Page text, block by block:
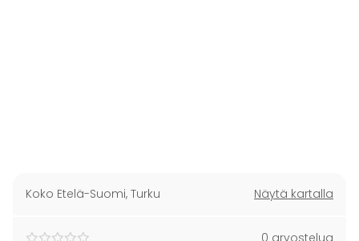
Koko Etelä-Suomi, Turku Näytä kartalla
0 arvostelua